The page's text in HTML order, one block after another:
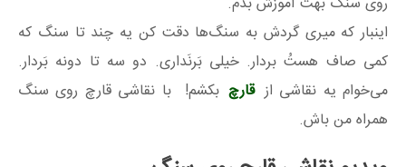
اینبار که میری گردش به سنگ‌ها دقت کن یه چند تا سنگ که
کمی صاف هست‌ُ بردار. خیلی بَرنَداری. دو سه تا دونه بَردار.
می‌خوام یه نقاشی از قارچ بکشم! با نقاشی قارچ روی سنگ
همراه من باش.